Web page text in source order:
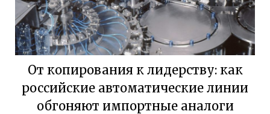
От копирования к лидерству: как
российские автоматические линии
обгоняют импортные аналоги